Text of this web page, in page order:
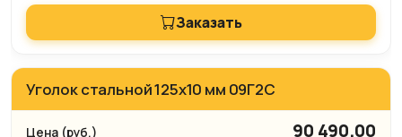
Заказать
Уголок стальной 125х10 мм 09Г2С
90 490.00